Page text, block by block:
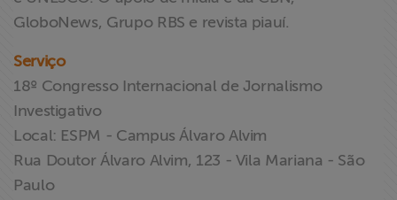
GloboNews, Grupo RBS e revista piauí.
Serviço
18º Congresso Internacional de Jornalismo
Investigativo
Local: ESPM - Campus Álvaro Alvim
Rua Doutor Álvaro Alvim, 123 - Vila Mariana - São
Paulo